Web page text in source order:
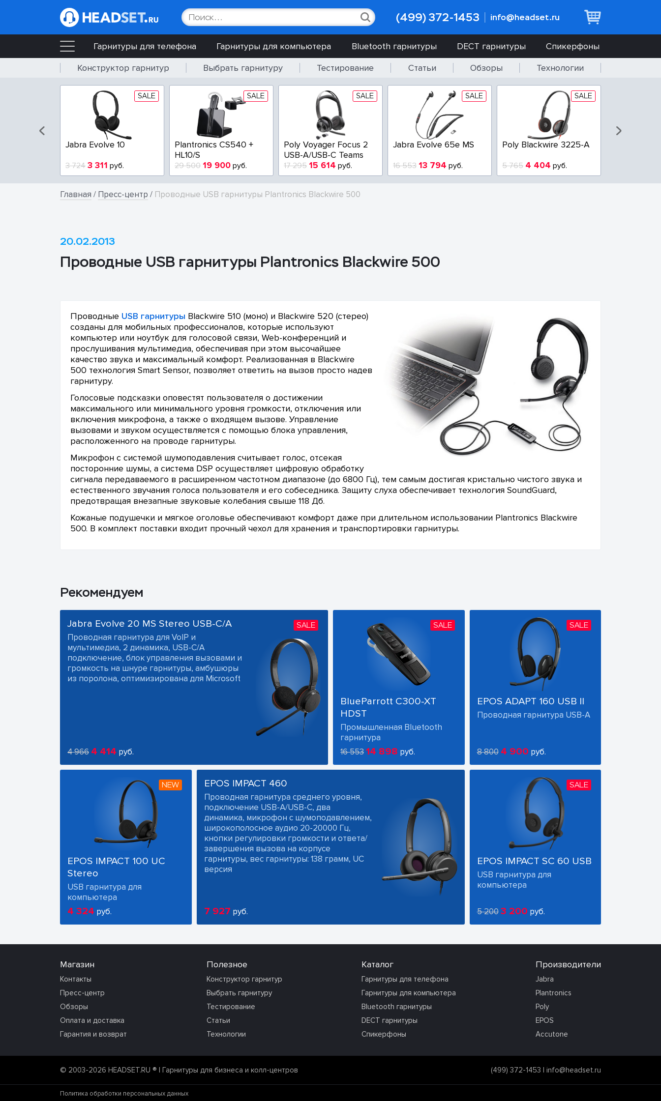
(499) 372-1453 info@headset.ru
Гарнитуры для телефона Гарнитуры для компьютера Bluetooth гарнитуры DECT гарнитуры
Спикерфоны
Конструктор гарнитур
Выбрать гарнитуру Тестирование Статьи Обзоры Технологии
SALE
Jabra Evolve 10
3 724 3 311 руб.
SALE
Plantronics CS540 +
HL10/S
29 500 19 900 руб.
SALE
Poly Voyager Focus 2
USB-A/USB-C Teams
17 295 15 614 руб.
SALE
Jabra Evolve 65e MS
16 553 13 794 руб.
SALE
Poly Blackwire 3225-A
5 765 4 404 руб.
Главная / Пресс-центр / Проводные USB гарнитуры Plantronics Blackwire 500
20.02.2013
Проводные USB гарнитуры Plantronics Blackwire 500
Проводные USB гарнитуры Blackwire 510 (моно) и Blackwire 520 (стерео)
созданы для мобильных профессионалов, которые используют
компьютер или ноутбук для голосовой связи, Web-конференций и
прослушивания мультимедиа, обеспечивая при этом высочайшее
качество звука и максимальный комфорт. Реализованная в Blackwire
500 технология Smart Sensor, позволяет ответить на вызов просто надев
гарнитуру.
Голосовые подсказки оповестят пользователя о достижении
максимального или минимального уровня громкости, отключения или
включения микрофона, а также о входящем вызове. Управление
вызовами и звуком осуществляется с помощью блока управления,
расположенного на проводе гарнитуры.
Микрофон с системой шумоподавления считывает голос, отсекая
посторонние шумы, а система DSP осуществляет цифровую обработку
сигнала передаваемого в расширенном частотном диапазоне (до 6800 Гц), тем самым достигая кристально чистого звука и
естественного звучания голоса пользователя и его собеседника. Защиту слуха обеспечивает технология SoundGuard,
предотвращая внезапные звуковые колебания свыше 118 Дб.
Кожаные подушечки и мягкое оголовье обеспечивают комфорт даже при длительном использовании Plantronics Blackwire
500. В комплект поставки входит прочный чехол для хранения и транспортировки гарнитуры.
Рекомендуем
SALE
Jabra Evolve 20 MS Stereo USB-C/A
Проводная гарнитура для VoIP и
мультимедиа, 2 динамика, USB-C/A
подключение, блок управления вызовами и
громкость на шнуре гарнитуры, амбушюры
из поролона, оптимизирована для Microsoft
4 966 4 414 руб.
EPOS IMPACT 460
Проводная гарнитура среднего уровня,
подключение USB-A/USB-C, два
динамика, микрофон с шумоподавлением,
широкополосное аудио 20-20000 Гц,
кнопки регулировки громкости и ответа/
завершения вызова на корпусе
гарнитуры, вес гарнитуры: 138 грамм, UC
версия
7 927 руб.
SALE
BlueParrott C300-XT
HDST
Промышленная Bluetooth
гарнитура
16 55314 898 руб.
SALE
EPOS ADAPT 160 USB II
Проводная гарнитура USB-A
8 800 4 900 руб.
NEW
EPOS IMPACT 100 UC
Stereo
USB гарнитура для
компьютера
4 324 руб.
SALE
EPOS IMPACT SC 60 USB
USB гарнитура для
компьютера
5 200 3 200 руб.
Магазин
Контакты
Пресс-центр
Обзоры
Оплата и доставка
Гарантия и возврат
Полезное
Конструктор гарнитур
Выбрать гарнитуру
Тестирование
Статьи
Технологии
Каталог
Гарнитуры для телефона
Гарнитуры для компьютера
Bluetooth гарнитуры
DECT гарнитуры
Спикерфоны
Производители
Jabra
Plantronics
Poly
EPOS
Accutone
© 2003-2026 HEADSET.RU ® | Гарнитуры для бизнеса и колл-центров (499) 372-1453 | info@headset.ru
Политика обработки персональных данных